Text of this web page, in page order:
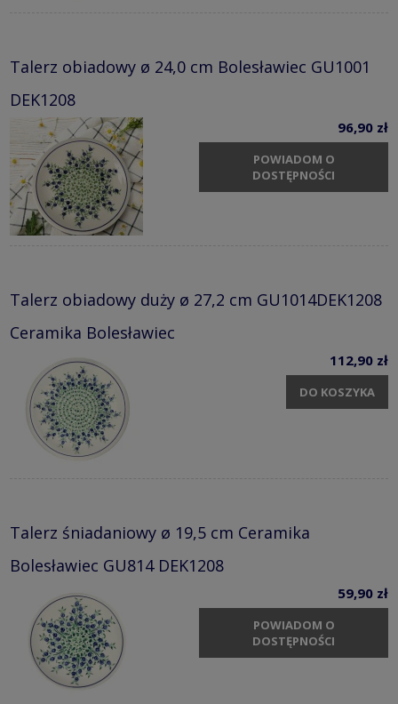
Talerz obiadowy ø 24,0 cm Bolesławiec GU1001
DEK1208
96,90 zł
POWIADOM O
DOSTĘPNOŚCI
Talerz obiadowy duży ø 27,2 cm GU1014DEK1208
Ceramika Bolesławiec
112,90 zł
DO KOSZYKA
Talerz śniadaniowy ø 19,5 cm Ceramika
Bolesławiec GU814 DEK1208
59,90 zł
POWIADOM O
DOSTĘPNOŚCI